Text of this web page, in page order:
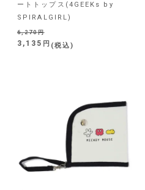
ートトップス(4GEEKs by
SPIRALGIRL)
6,270
3,135 税込